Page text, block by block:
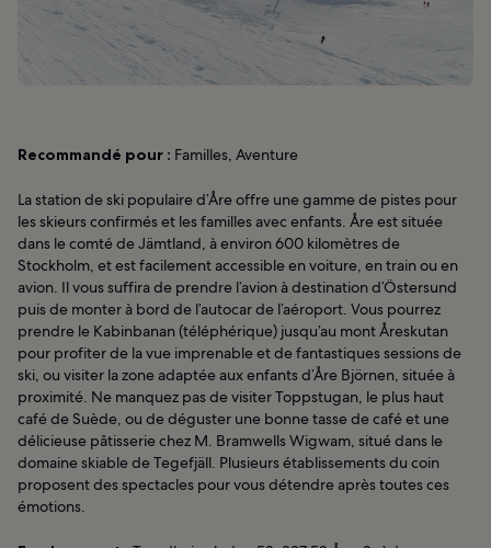
Recommandé pour : Familles, Aventure
La station de ski populaire d’Åre offre une gamme de pistes pour
les skieurs confirmés et les familles avec enfants. Åre est située
dans le comté de Jämtland, à environ 600 kilomètres de
Stockholm, et est facilement accessible en voiture, en train ou en
avion. Il vous suffira de prendre l’avion à destination d’Östersund
puis de monter à bord de l’autocar de l’aéroport. Vous pourrez
prendre le Kabinbanan (téléphérique) jusqu’au mont Åreskutan
pour profiter de la vue imprenable et de fantastiques sessions de
ski, ou visiter la zone adaptée aux enfants d’Åre Björnen, située à
proximité. Ne manquez pas de visiter Toppstugan, le plus haut
café de Suède, ou de déguster une bonne tasse de café et une
délicieuse pâtisserie chez M. Bramwells Wigwam, situé dans le
domaine skiable de Tegefjäll. Plusieurs établissements du coin
proposent des spectacles pour vous détendre après toutes ces
émotions.